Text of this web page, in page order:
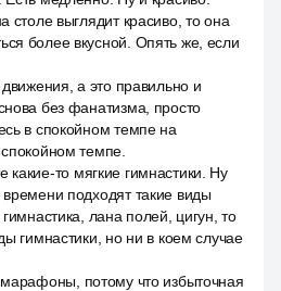
столе выглядит красиво, то она
более вкусной. Опять же, если
а это правильно и
без фанатизма, просто
в спокойном темпе на
темпе.
то мягкие гимнастики. Ну
подходят такие виды
лана полей, цигун, то
гимнастики, но ни в коем случае
марафоны, потому что избыточная